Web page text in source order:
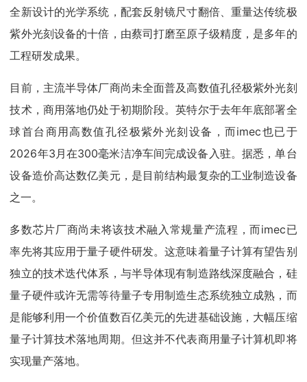
全新设计的光学系统，配套反射镜尺寸翻倍、重量达传统极
紫外光刻设备的十倍，由蔡司打磨至原子级精度，是多年的
工程研发成果。
目前，主流半导体厂商尚未全面普及高数值孔径极紫外光刻
技术，商用落地仍处于初期阶段。英特尔于去年年底部署全
球首台商用高数值孔径极紫外光刻设备，而imec也已于
2026年3月在300毫米洁净车间完成设备入驻。据悉，单台
设备造价高达数亿美元，是目前结构最复杂的工业制造设备
之一。
多数芯片厂商尚未将该技术融入常规量产流程，而imec已
率先将其应用于量子硬件研发。这意味着量子计算有望告别
独立的技术迭代体系，与半导体现有制造路线深度融合，硅
量子硬件或许无需等待量子专用制造生态系统独立成熟，而
是能够利用一个价值数百亿美元的先进基础设施，大幅压缩
量子计算技术落地周期。但这并不代表商用量子计算机即将
实现量产落地。